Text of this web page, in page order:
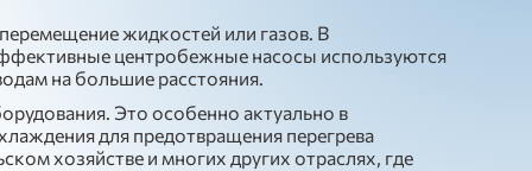
жидкостей или газов. В
центробежные насосы используются
на большие расстояния.
Это особенно актуально в
для предотвращения перегрева
хозяйстве и многих других отраслях, где